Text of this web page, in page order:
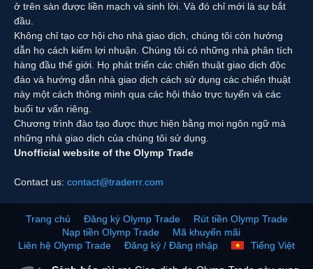
ở trên sàn được liền mạch và sinh lời. Và đó chỉ mới là sự bắt
đầu.
Không chỉ tạo cơ hội cho nhà giao dịch, chúng tôi còn hướng
dẫn họ cách kiếm lợi nhuận. Chúng tôi có những nhà phân tích
hàng đầu thế giới. Họ phát triển các chiến thuật giao dịch độc
đáo và hướng dẫn nhà giao dịch cách sử dụng các chiến thuật
này một cách thông minh qua các hội thảo trực tuyến và các
buổi tư vấn riêng.
Chương trình đào tạo được thực hiện bằng mọi ngôn ngữ mà
những nhà giao dịch của chúng tôi sử dụng.
Unofficial website of the Olymp Trade
Contact us: contact@traderrr.com
Trang chủ Đăng ký Olymp Trade
Rút tiền Olymp Trade
Nạp tiền Olymp Trade
Mã khuyến mãi
Liên hệ Olymp Trade
Đăng ký / Đăng nhập Tiếng Việt